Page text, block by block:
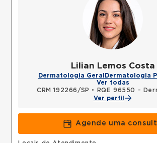
Lilian Lemos Costa
Dermatologia Geral Dermatologia
Ver todas
CRM 192266/SP •
RQE 96550 -
Ver perfil
Agende uma